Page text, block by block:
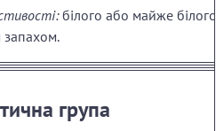
білого або майже білого
запахом.
група